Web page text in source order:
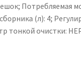
Потребляемая
(л): 4;
тонкой очистки: